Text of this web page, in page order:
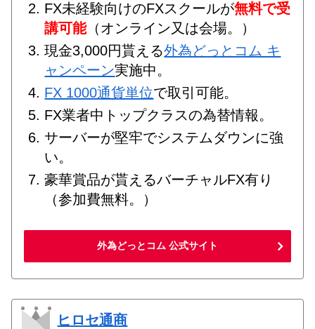
FX未経験向けのFXスクールが無料で受
講可能（オンライン又は会場。）
現金3,000円貰える外為どっとコム キ
ャンペーン実施中。
FX 1000通貨単位で取引可能。
FX業者中トップクラスの為替情報。
サーバーが堅牢でシステムダウンに強
い。
豪華賞品が貰えるバーチャルFX有り
（参加費無料。）
外為どっとコム 公式サイト
ヒロセ通商